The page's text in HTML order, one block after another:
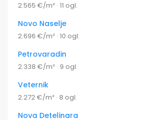
2.565 €/m² · 11 ogl.
Novo Naselje
2.696 €/m² · 10 ogl.
Petrovaradin
2.338 €/m² · 9 ogl.
Veternik
2.272 €/m² · 8 ogl.
Nova Detelinara